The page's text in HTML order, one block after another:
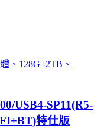
、128G+2TB、
USB4-SP11(R5-
特仕版